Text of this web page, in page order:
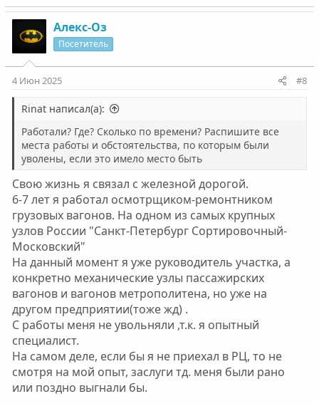
Алекс-Оз
Посетитель
4 Июн 2025 #8
Rinat написал(а):
Работали? Где? Сколько по времени? Распишите все
места работы и обстоятельства, по которым были
уволены, если это имело место быть
Свою жизнь я связал с железной дорогой.
6-7 лет я работал осмотрщиком-ремонтником
грузовых вагонов. На одном из самых крупных
узлов России "Санкт-Петербург Сортировочный-
Московский"
На данный момент я уже руководитель участка, а
конкретно механические узлы пассажирских
вагонов и вагонов метрополитена, но уже на
другом предприятии(тоже жд) .
С работы меня не увольняли ,т.к. я опытный
специалист.
На самом деле, если бы я не приехал в РЦ, то не
смотря на мой опыт, заслуги тд. меня были рано
или поздно выгнали бы.